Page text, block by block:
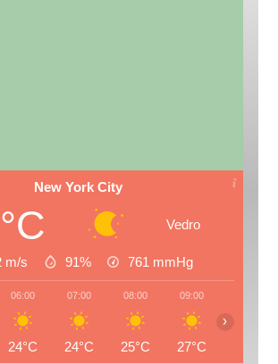
New York City
Vedro
m/s 91% 761 mmHg
06:00
24°C
07:00
24°C
08:00
25°C
09:00
27°C
›